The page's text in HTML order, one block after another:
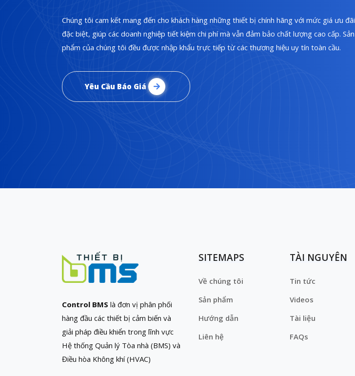
Chúng tôi cam kết mang đến cho khách hàng những thiết bị chính hãng với mức giá ưu đãi
đặc biệt, giúp các doanh nghiệp tiết kiệm chi phí mà vẫn đảm bảo chất lượng cao cấp. Sản
phẩm của chúng tôi đều được nhập khẩu trực tiếp từ các thương hiệu uy tín toàn cầu.
Yêu Cầu Báo Giá
Control BMS là đơn vị phân phối
hàng đầu các thiết bị cảm biến và
giải pháp điều khiển trong lĩnh vực
Hệ thống Quản lý Tòa nhà (BMS) và
Điều hòa Không khí (HVAC)
SITEMAPS
Về chúng tôi
Sản phẩm
Hướng dẫn
Liên hệ
TÀI NGUYÊN
Tin tức
Videos
Tài liệu
FAQs